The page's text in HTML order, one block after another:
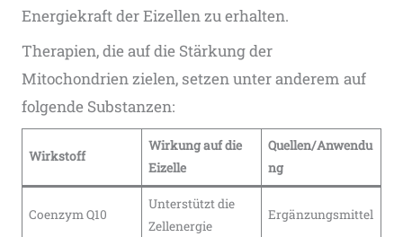
Energiekraft der Eizellen zu erhalten.
Therapien, die auf die Stärkung der
Mitochondrien zielen, setzen unter anderem auf
folgende Substanzen:
Wirkstoff
Wirkung auf die
Eizelle
Quellen/Anwendu
ng
Coenzym Q10
Unterstützt die
Zellenergie
Ergänzungsmittel